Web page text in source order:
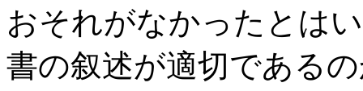
おそれがなかったとは
書の叙述が適切である